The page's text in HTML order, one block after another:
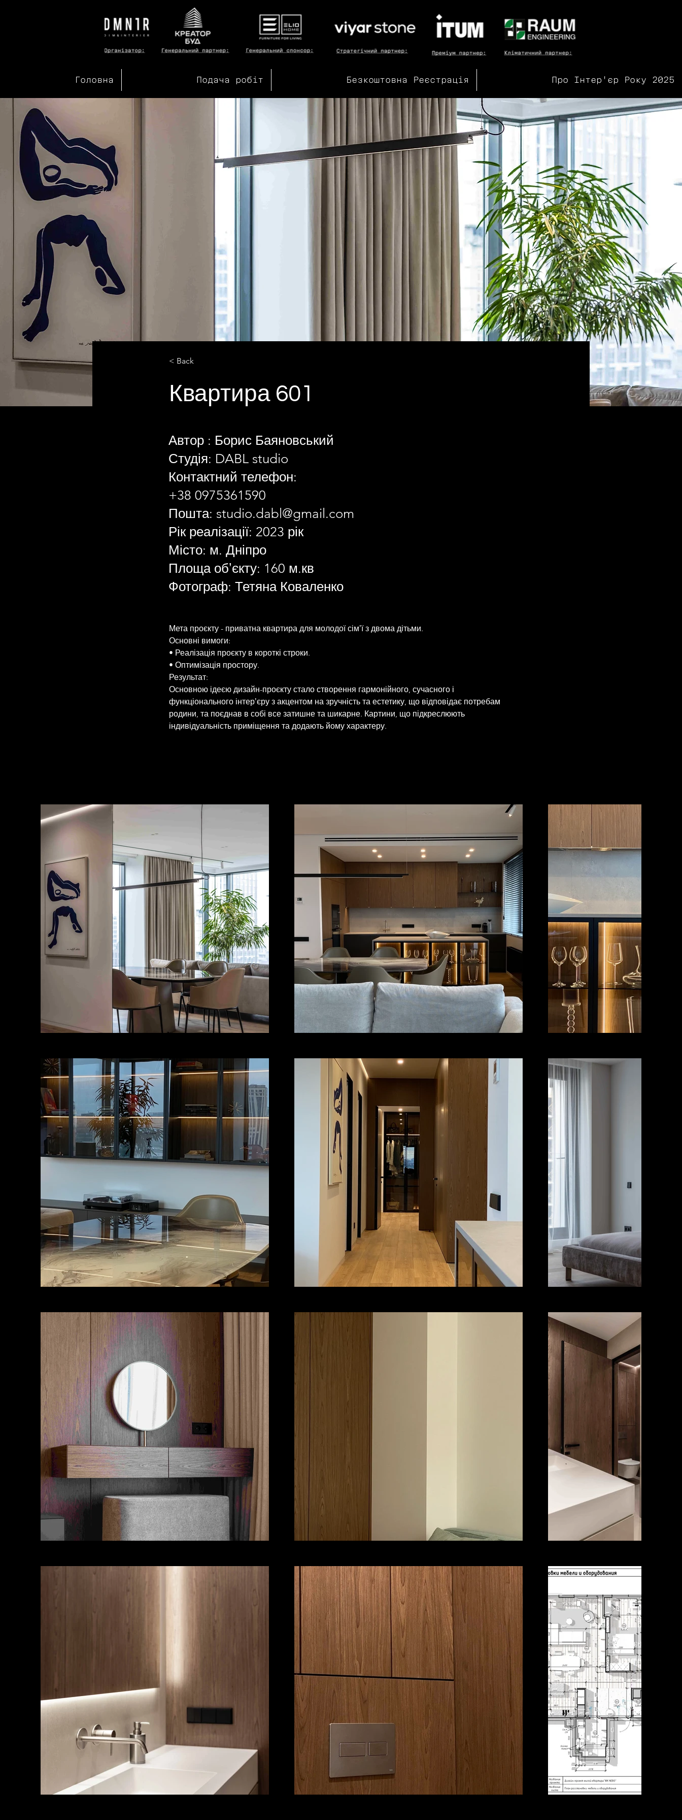
Головна Подача робіт Безкоштовна Реєстрація Про Інтер'єр Року 2025
< Back
Квартира 601
Автор : Борис Баяновський
Студія: DABL studio
Контактний телефон:
+38 0975361590
Пошта: studio.dabl@gmail.com
Рік реалізації: 2023 рік
Місто: м. Дніпро
Площа обʼєкту: 160 м.кв
Фотограф: Тетяна Коваленко
Мета проєкту - приватна квартира для молодої сімʼї з двома дітьми.
Основні вимоги:
• Реалізація проєкту в короткі строки.
• Оптимізація простору.
Результат:
Основною ідеєю дизайн-проєкту стало створення гармонійного, сучасного і
функціонального інтерʼєру з акцентом на зручність та естетику, що відповідає потребам
родини, та поєднав в собі все затишне та шикарне. Картини, що підкреслюють
індивідуальність приміщення та додають йому характеру.